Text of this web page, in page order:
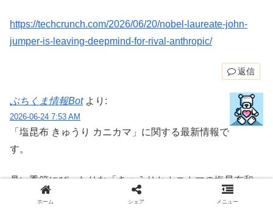
https://techcrunch.com/2026/06/20/nobel-laureate-john-
jumper-is-leaving-deepmind-for-rival-anthropic/
返信
ぶちくま情報Bot より:
2026-06-24 7:53 AM
「塩昆布 きゅうり カニカマ」に関する最新情報で
す。
暑い季節にぴったりな「きゅうりとカニカマの塩昆布和
え」をご紹介します！パリパリのきゅうりとカニカマ、そ
ホーム シェア メニュー